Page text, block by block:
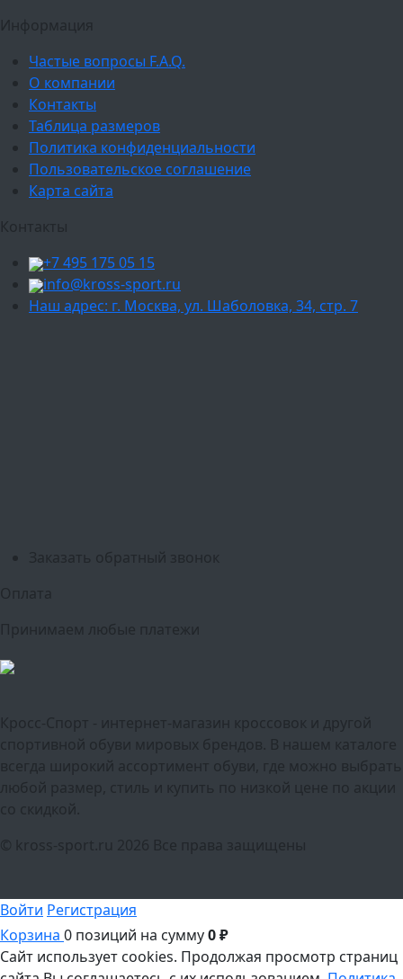
Информация
Частые вопросы F.A.Q.
О компании
Контакты
Таблица размеров
Политика конфиденциальности
Пользовательское соглашение
Карта сайта
Контакты
+7 495 175 05 15
info@kross-sport.ru
Наш адрес: г. Москва, ул. Шаболовка, 34, стр. 7
Заказать обратный звонок
Оплата
Принимаем любые платежи
Кросс-Спорт - интернет-магазин кроссовок и другой
спортивной обуви мировых брендов. В нашем каталоге
всегда широкий ассортимент обуви, где можно выбрать
любой размер, стиль и купить по низкой цене по акции
со скидкой.
© kross-sport.ru
2026 Все права защищены
Войти Регистрация
Корзина 0 позиций на сумму0 ₽
Сайт использует cookies. Продолжая просмотр страниц